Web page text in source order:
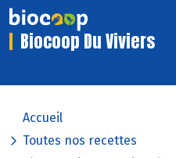
Biocoop Du Viviers
Accueil
Toutes nos recettes